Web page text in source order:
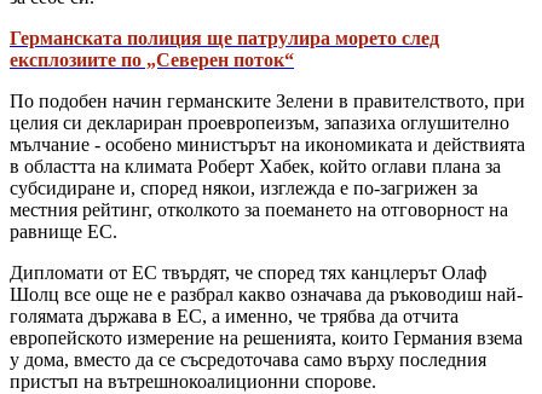
Германската полиция ще патрулира морето след
експлозиите по „Северен поток“
По подобен начин германските Зелени в правителството, при
целия си деклариран проевропеизъм, запазиха оглушително
мълчание - особено министърът на икономиката и действията
в областта на климата Роберт Хабек, който оглави плана за
субсидиране и, според някои, изглежда е по-загрижен за
местния рейтинг, отколкото за поемането на отговорност на
равнище ЕС.
Дипломати от ЕС твърдят, че според тях канцлерът Олаф
Шолц все още не е разбрал какво означава да ръководиш най-
голямата държава в ЕС, а именно, че трябва да отчита
европейското измерение на решенията, които Германия взема
у дома, вместо да се съсредоточава само върху последния
пристъп на вътрешнокоалиционни спорове.